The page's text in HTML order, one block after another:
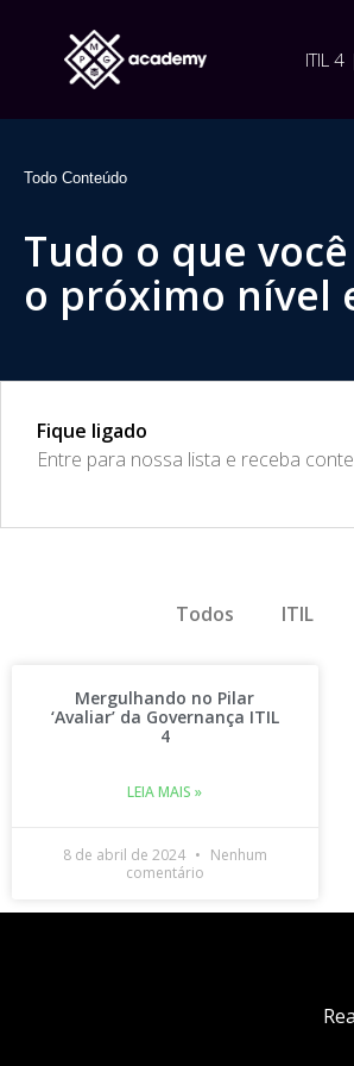
ITIL 4
Todo Conteúdo
Tudo o que
o próximo nível
Fique ligado
​Entre para nossa lista e receba
Todos ITIL
Mergulhando no Pilar
‘Avaliar’ da Governança ITIL
4
LEIA MAIS »
8 de abril de 2024
Nenhum
comentário